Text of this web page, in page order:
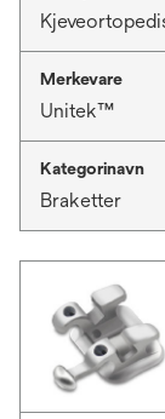
Merkevare
Unitek™
Kategorinavn
Braketter